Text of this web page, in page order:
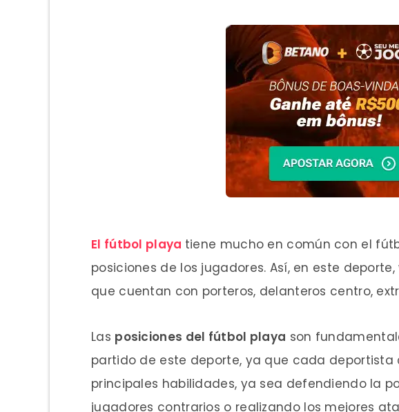
El fútbol playa tiene mucho en común con el
posiciones de los jugadores. Así, en este
que cuentan con porteros, delanteros centro,
Las posiciones del fútbol playa son
partido de este deporte, ya que cada deportista
principales habilidades, ya sea defendiendo la
jugadores contrarios o realizando los mejores